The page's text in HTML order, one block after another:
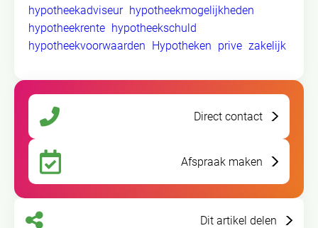
hypotheekadviseur hypotheekmogelijkheden
hypotheekrente hypotheekschuld
hypotheekvoorwaarden Hypotheken prive zakelijk
Direct contact
Afspraak maken
Dit artikel delen